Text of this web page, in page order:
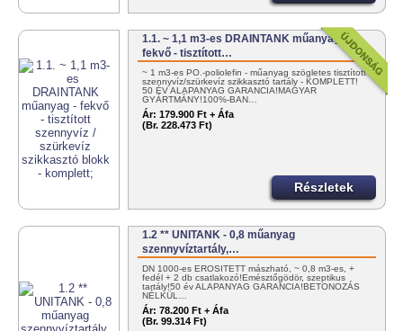
1.1. ~ 1,1 m3-es DRAINTANK műanyag -
fekvő - tisztított…
~ 1 m3-es PO.-poliolefin - műanyag szögletes tisztított
szennyvíz/szürkevíz szikkasztó tartály - KOMPLETT!
50 ÉV ALAPANYAG GARANCIA!MAGYAR
GYÁRTMÁNY!100%-BAN…
Ár: 179.900 Ft + Áfa
(Br. 228.473 Ft)
Részletek
1.2 ** UNITANK - 0,8 műanyag
szennyvíztartály,…
DN 1000-es ERŐSÍTETT mászható, ~ 0,8 m3-es, +
fedél + 2 db csatlakozó!Emésztőgödör, szeptikus
tartály!50 év ALAPANYAG GARANCIA!BETONOZÁS
NÉLKÜL…
Ár: 78.200 Ft + Áfa
(Br. 99.314 Ft)